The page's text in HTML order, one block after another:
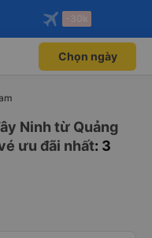
độc
Mở app
bay qua
Mở app
-30k
Chọn ngày
Ninh từ Quảng
ưu đãi nhất: 3